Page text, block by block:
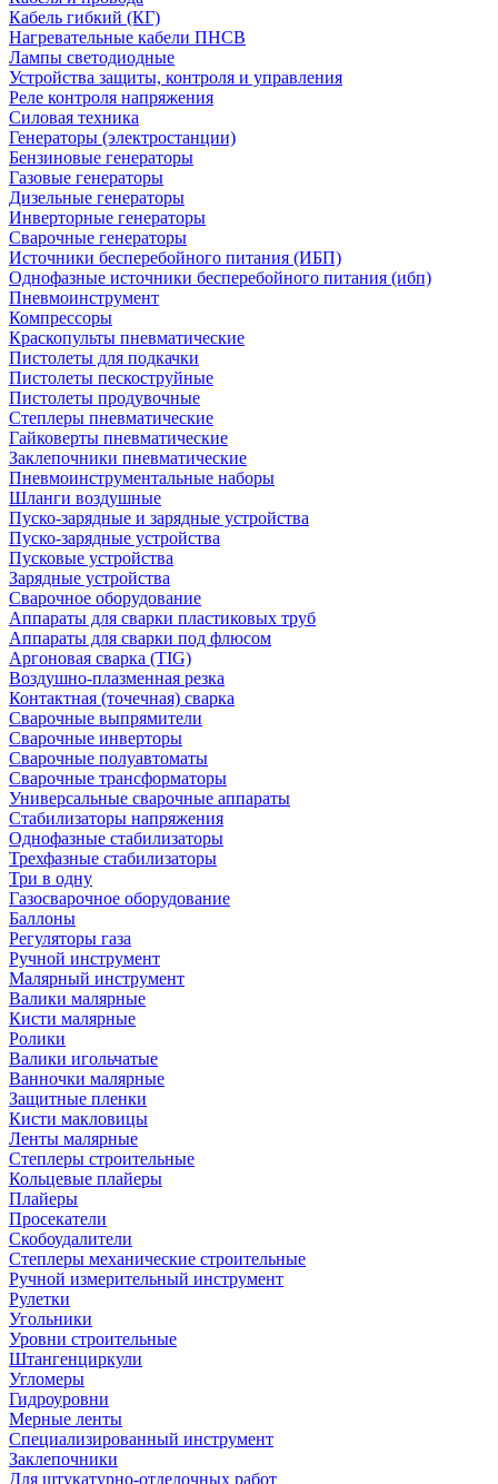
Кабель гибкий (КГ)
Нагревательные кабели ПНСВ
Лампы светодиодные
Устройства защиты, контроля и управления
Реле контроля напряжения
Силовая техника
Генераторы (электростанции)
Бензиновые генераторы
Газовые генераторы
Дизельные генераторы
Инверторные генераторы
Сварочные генераторы
Источники бесперебойного питания (ИБП)
Однофазные источники бесперебойного питания (ибп)
Пневмоинструмент
Компрессоры
Краскопульты пневматические
Пистолеты для подкачки
Пистолеты пескоструйные
Пистолеты продувочные
Степлеры пневматические
Гайковерты пневматические
Заклепочники пневматические
Пневмоинструментальные наборы
Шланги воздушные
Пуско-зарядные и зарядные устройства
Пуско-зарядные устройства
Пусковые устройства
Зарядные устройства
Сварочное оборудование
Аппараты для сварки пластиковых труб
Аппараты для сварки под флюсом
Аргоновая сварка (TIG)
Воздушно-плазменная резка
Контактная (точечная) сварка
Сварочные выпрямители
Сварочные инверторы
Сварочные полуавтоматы
Сварочные трансформаторы
Универсальные сварочные аппараты
Стабилизаторы напряжения
Однофазные стабилизаторы
Трехфазные стабилизаторы
Три в одну
Газосварочное оборудование
Баллоны
Регуляторы газа
Ручной инструмент
Малярный инструмент
Валики малярные
Кисти малярные
Ролики
Валики игольчатые
Ванночки малярные
Защитные пленки
Кисти макловицы
Ленты малярные
Степлеры строительные
Кольцевые плайеры
Плайеры
Просекатели
Скобоудалители
Степлеры механические строительные
Ручной измерительный инструмент
Рулетки
Угольники
Уровни строительные
Штангенциркули
Угломеры
Гидроуровни
Мерные ленты
Специализированный инструмент
Заклепочники
Для штукатурно-отделочных работ